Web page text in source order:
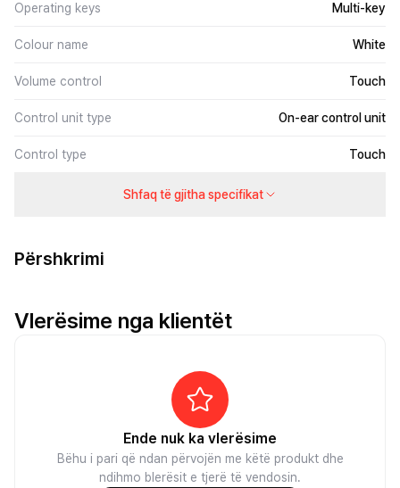
Operating keys Multi-key
Colour name White
Volume control Touch
Control unit type On-ear control unit
Control type Touch
Shfaq të gjitha specifikat
Përshkrimi
Vlerësime nga klientët
Ende nuk ka vlerësime
Bëhu i pari që ndan përvojën me këtë produkt dhe
ndihmo blerësit e tjerë të vendosin.